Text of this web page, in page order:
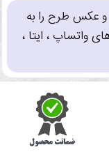
و عکس طرح را به
واتساپ ، ایتا ،